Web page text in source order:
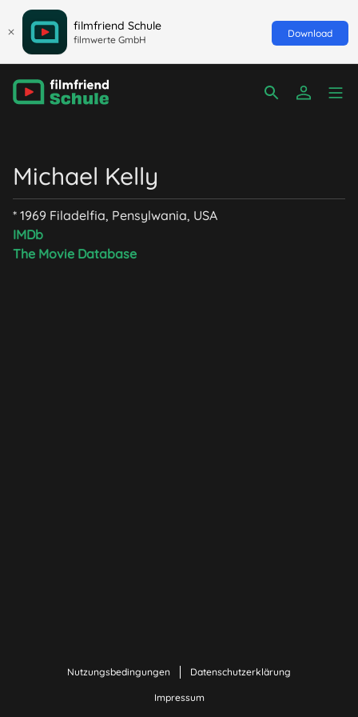
filmfriend Schule
filmwerte GmbH
Download
Michael Kelly
* 1969 Filadelfia, Pensylwania, USA
IMDb
The Movie Database
Nutzungsbedingungen Datenschutzerklärung
Impressum